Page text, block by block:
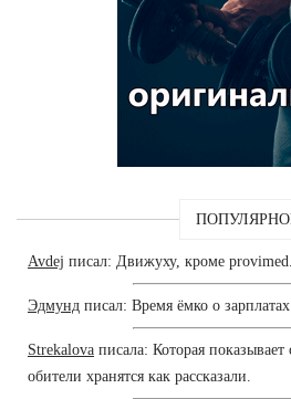
Avdej писал: Движуху, кроме provimed.
Эдмунд писал: Время ёмко о зарплатах.
Strekalova писала: Которая
обители хранятся как рассказали.